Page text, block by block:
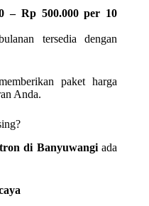
– Rp 500.000 per 10
tersedia dengan
paket harga
Anda.
di Banyuwangiada